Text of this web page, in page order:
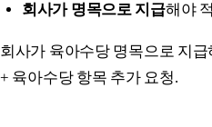
회사가 명목으로 지급해야
회사가 육아수당 명목으로 지
+ 육아수당 항목 추가 요청.